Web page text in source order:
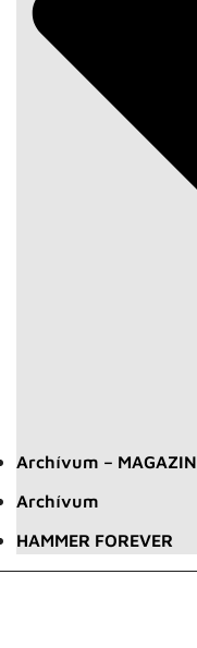
Archívum – MAGAZIN
Archívum
HAMMER FOREVER